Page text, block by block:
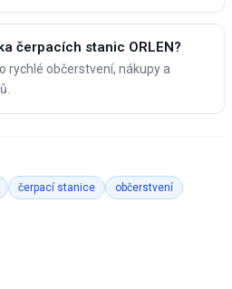
čerpacích stanic ORLEN?
rychlé občerstvení, nákupy a
čerpací stanice
občerstvení